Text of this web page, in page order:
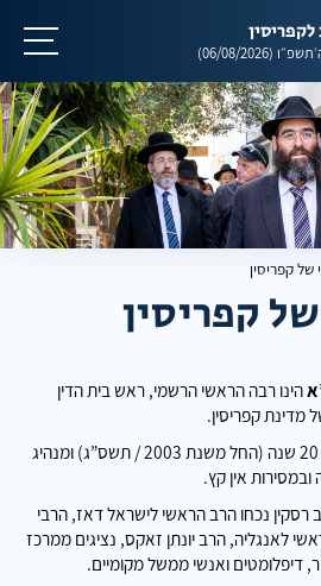
(06/08/2026) תפריט
קפריסין
קפריסין
הינו רבה הראשי הרשמי, ראש בית הדין
מדינת קפריסין.
הרב רסקין מכהן בתפקידו מזה 20 שנה (החל משנת 2003 / תשס”ג) ומנהיג
אין קץ.
נכחו הרב הראשי לישראל דאז, הרבי
לאנגליה, הרב יונתן זאקס, נציגים ממרכז